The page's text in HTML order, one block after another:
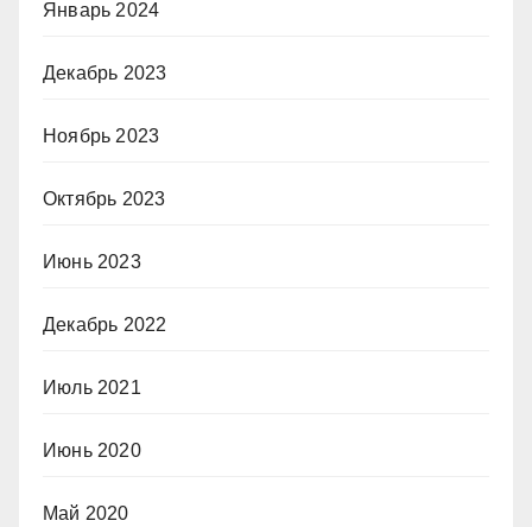
Январь 2024
Декабрь 2023
Ноябрь 2023
Октябрь 2023
Июнь 2023
Декабрь 2022
Июль 2021
Июнь 2020
Май 2020